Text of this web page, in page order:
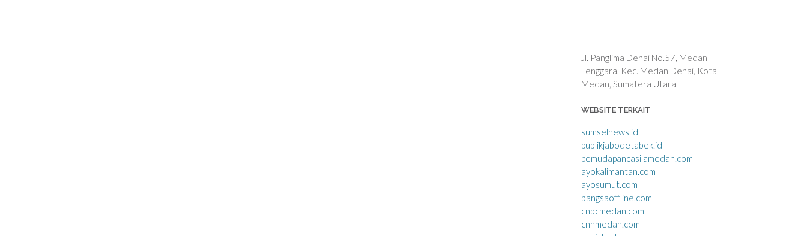
Jl. Panglima Denai No.57, Medan
Tenggara, Kec. Medan Denai, Kota
Medan, Sumatera Utara
WEBSITE TERKAIT
sumselnews.id
publikjabodetabek.id
pemudapancasilamedan.com
ayokalimantan.com
ayosumut.com
bangsaoffline.com
cnbcmedan.com
cnnmedan.com